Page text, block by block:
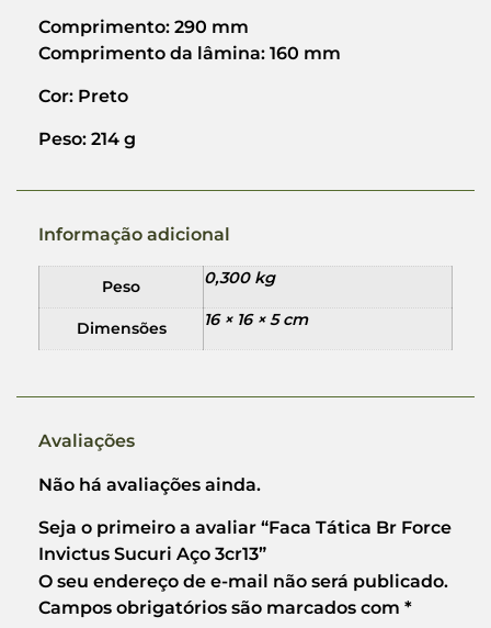
Comprimento: 290 mm
Comprimento da lâmina: 160 mm
Cor: Preto
Peso: 214 g
Informação adicional
Peso 0,300 kg
Dimensões 16 × 16 × 5 cm
Avaliações
Não há avaliações ainda.
Seja o primeiro a avaliar “Faca Tática Br Force
Invictus Sucuri Aço 3cr13”
O seu endereço de e-mail não será publicado.
Campos obrigatórios são marcados com *